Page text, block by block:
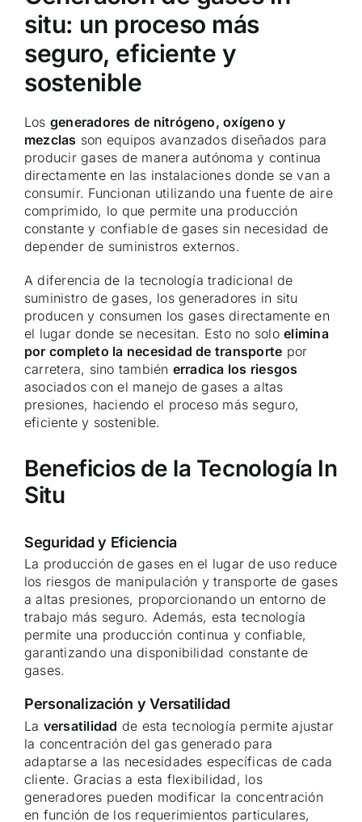
situ: un proceso más
seguro, eficiente y
sostenible
Los generadores de nitrógeno, oxígeno y
mezclas son equipos avanzados diseñados para
producir gases de manera autónoma y continua
directamente en las instalaciones donde se van a
consumir. Funcionan utilizando una fuente de aire
comprimido, lo que permite una producción
constante y confiable de gases sin necesidad de
depender de suministros externos.
A diferencia de la tecnología tradicional de
suministro de gases, los generadores in situ
producen y consumen los gases directamente en
el lugar donde se necesitan. Esto no soloelimina
por completo la necesidad de transporte por
carretera, sino también erradica los riesgos
asociados con el manejo de gases a altas
presiones, haciendo el proceso más seguro,
eficiente y sostenible.
Beneficios de la Tecnología In
Situ
Seguridad y Eficiencia
La producción de gases en el lugar de uso reduce
los riesgos de manipulación y transporte de gases
a altas presiones, proporcionando un entorno de
trabajo más seguro. Además, esta tecnología
permite una producción continua y confiable,
garantizando una disponibilidad constante de
gases.
Personalización y Versatilidad
La versatilidad de esta tecnología permite ajustar
la concentración del gas generado para
adaptarse a las necesidades específicas de cada
cliente. Gracias a esta flexibilidad, los
generadores pueden modificar la concentración
en función de los requerimientos particulares,